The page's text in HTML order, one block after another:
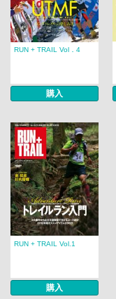
RUN + TRAIL Vol．4
購入
RUN + TRAIL Vol.1
購入